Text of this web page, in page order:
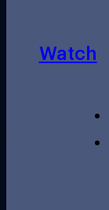
Watch